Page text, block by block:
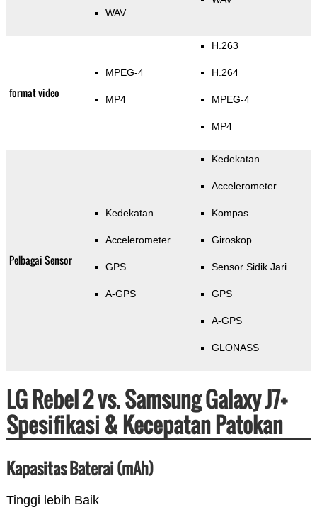
WAV
format video
MPEG-4
MP4
H.263
H.264
MPEG-4
MP4
Pelbagai Sensor
Kedekatan
Accelerometer
GPS
A-GPS
Kedekatan
Accelerometer
Kompas
Giroskop
Sensor Sidik Jari
GPS
A-GPS
GLONASS
LG Rebel 2 vs. Samsung Galaxy J7+
Spesifikasi & Kecepatan Patokan
Kapasitas Baterai (mAh)
Tinggi lebih Baik